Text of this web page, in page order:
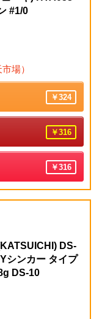
#1/0
市場）
￥324
￥316
￥316
DS-
シンカー タイプ
DS-10